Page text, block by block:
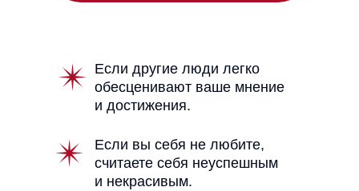
Если другие люди легко
обесценивают ваше мнение
и достижения.
Если вы себя не любите,
считаете себя неуспешным
и некрасивым.